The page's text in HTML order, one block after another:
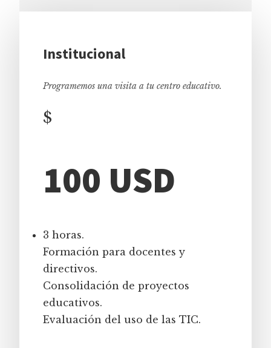
Institucional
Programemos una visita a tu centro educativo.
$
100 USD
3 horas.
Formación para docentes y
directivos.
Consolidación de proyectos
educativos.
Evaluación del uso de las TIC.